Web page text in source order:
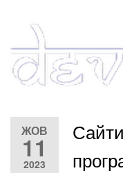
ЖОВ
11
2023